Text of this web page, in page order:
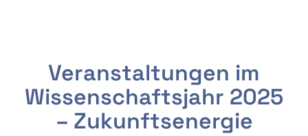
Veranstaltungen im
Wissenschaftsjahr 2025
– Zukunftsenergie